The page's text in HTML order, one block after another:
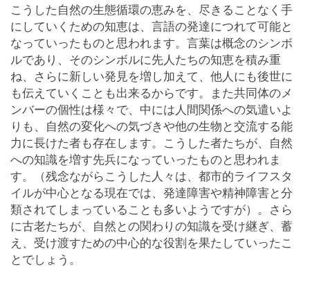
こうした自然の生態循環の恵みを、尽きることなく手
にしていくための知恵は、言語の発達につれて可能と
なっていったものと思われます。言葉は概念のシンボ
ルであり、そのシンボルに先人たちの知恵を積み重
ね、さらに新しい発見を増し加えて、他人にも後世に
も伝えていくことも出来るからです。また共同体のメ
ンバーの個性は様々で、中には人間関係への気遣いよ
りも、自然の変化への気づきや他の生物と交流する能
力に長けた者も存在します。こうした者たちが、自然
への知識を増す先兵になっていったものと思われま
す。（残念ながらこうした人々は、都市的ライフスタ
イルが中心となる現在では、発達障害や精神障害と分
類されてしまっていることも多いようですが）。さら
に古老たちが、自然との関わりの知識を受け継ぎ、蓄
え、受け渡すための中心的な役割を果たしていったこ
とでしょう。